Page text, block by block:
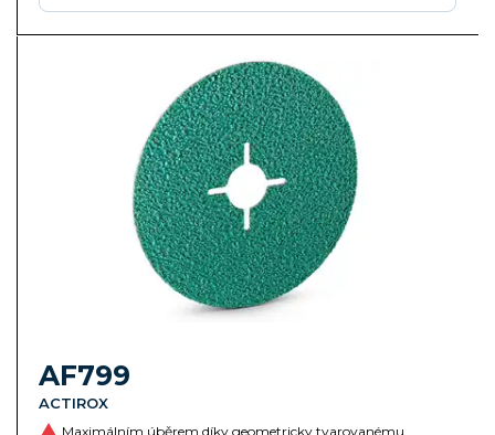
AF799
ACTIROX
Maximálním úběrem díky geometricky tvarovanému